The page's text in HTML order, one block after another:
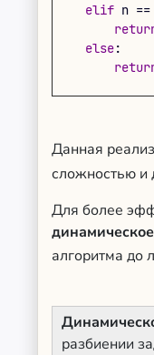
elif n ==
else:
Данная
сложностью и
Для более
алгоритма до
разбиении